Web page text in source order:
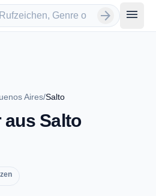
arrow_forward menu
Aires/Salto
aus Salto